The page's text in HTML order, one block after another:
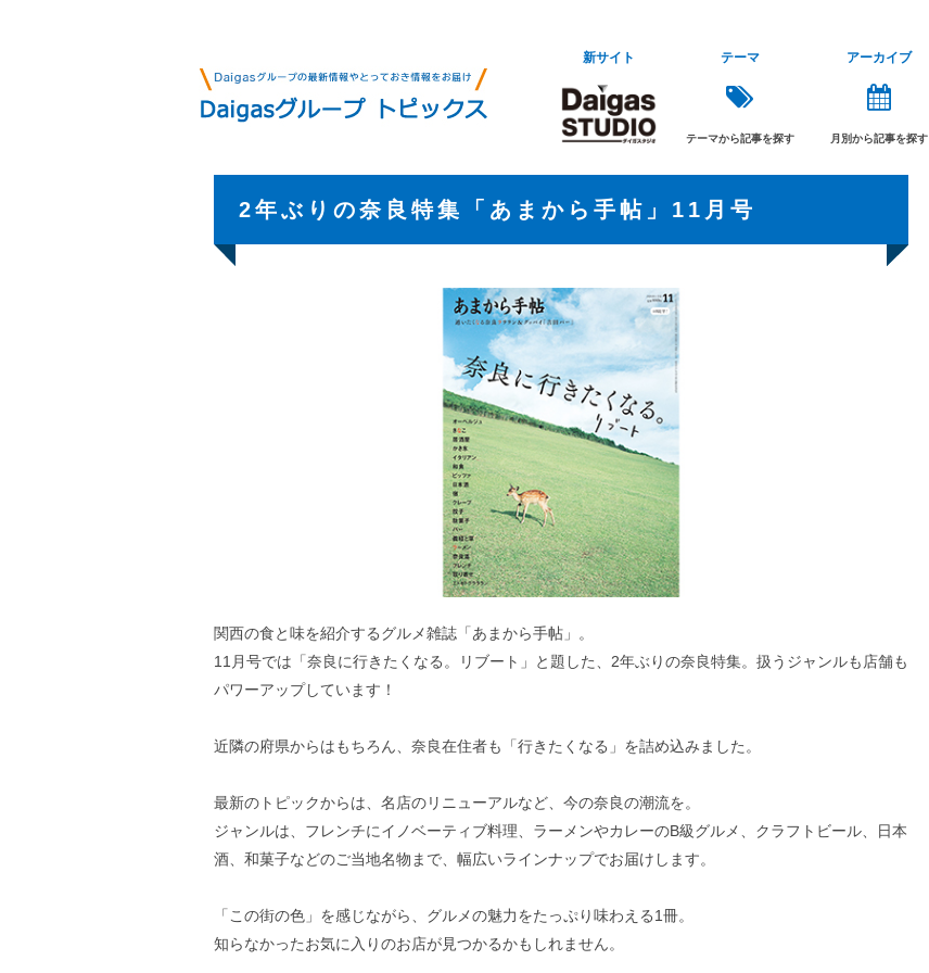
新サイト テーマ
テーマから記事を探す
アーカイブ
月別から記事を探す
2年ぶりの奈良特集「あまから手帖」11月号
関西の食と味を紹介するグルメ雑誌「あまから手帖」。
11月号では「奈良に行きたくなる。リブート」と題した、2年ぶりの奈良特集。扱うジャンルも店舗も
パワーアップしています！
近隣の府県からはもちろん、奈良在住者も「行きたくなる」を詰め込みました。
最新のトピックからは、名店のリニューアルなど、今の奈良の潮流を。
ジャンルは、フレンチにイノベーティブ料理、ラーメンやカレーのB級グルメ、クラフトビール、日本
酒、和菓子などのご当地名物まで、幅広いラインナップでお届けします。
「この街の色」を感じながら、グルメの魅力をたっぷり味わえる1冊。
知らなかったお気に入りのお店が見つかるかもしれません。